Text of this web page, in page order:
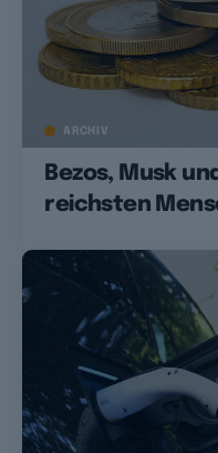
ARCHIV
Bezos, Musk
reichsten